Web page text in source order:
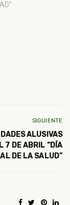
SIGUIENTE
ALUSIVAS
7 DE ABRIL “DÍA
DE LA SALUD”